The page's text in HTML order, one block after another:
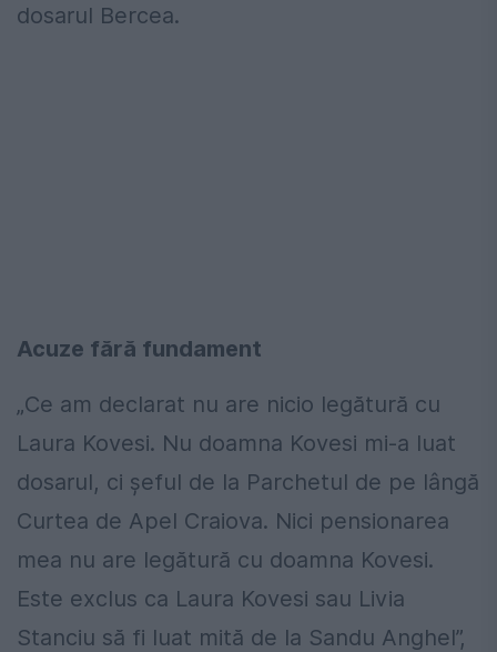
dosarul Bercea.
Acuze fără fundament
„Ce am declarat nu are nicio legătură cu
Laura Kovesi. Nu doamna Kovesi mi-a luat
dosarul, ci șeful de la Parchetul de pe lângă
Curtea de Apel Craiova. Nici pensionarea
mea nu are legătură cu doamna Kovesi.
Este exclus ca Laura Kovesi sau Livia
Stanciu să fi luat mită de la Sandu Anghel”,